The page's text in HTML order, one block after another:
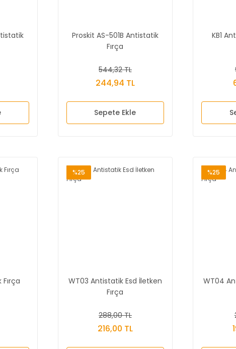
Proskit AS-501B Antistatik
Fırça
544,32 TL
244,94 TL
Sepete Ekle
KB1
%25
WT03 Antistatik Esd İletken
Fırça
288,00 TL
216,00 TL
%25
WT04